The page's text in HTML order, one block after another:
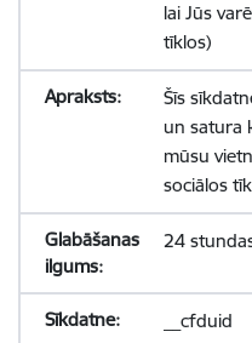
lai Jūs
tīklos)
Šīs
un satura
mūsu
sociālos
24
__cfduid